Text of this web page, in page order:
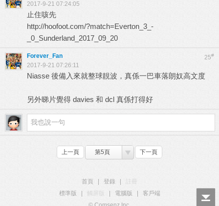
2017-9-21 07:24:05
止住咳先
http://hoofoot.com/?match=Everton_3_-
_0_Sunderland_2017_09_20
25#
Forever_Fan
2017-9-21 07:26:11
Niasse 後備入來就整球靚波，真係一巴車落朗奴高文度
另外睇片覺得 davies 和 dcl 真係打得好
上一頁 第5頁 下一頁
首頁 登錄
標準版
觸屏版 電腦版
客戶端